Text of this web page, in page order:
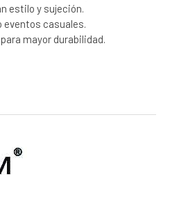
estilo y sujeción.
eventos casuales.
mayor durabilidad.